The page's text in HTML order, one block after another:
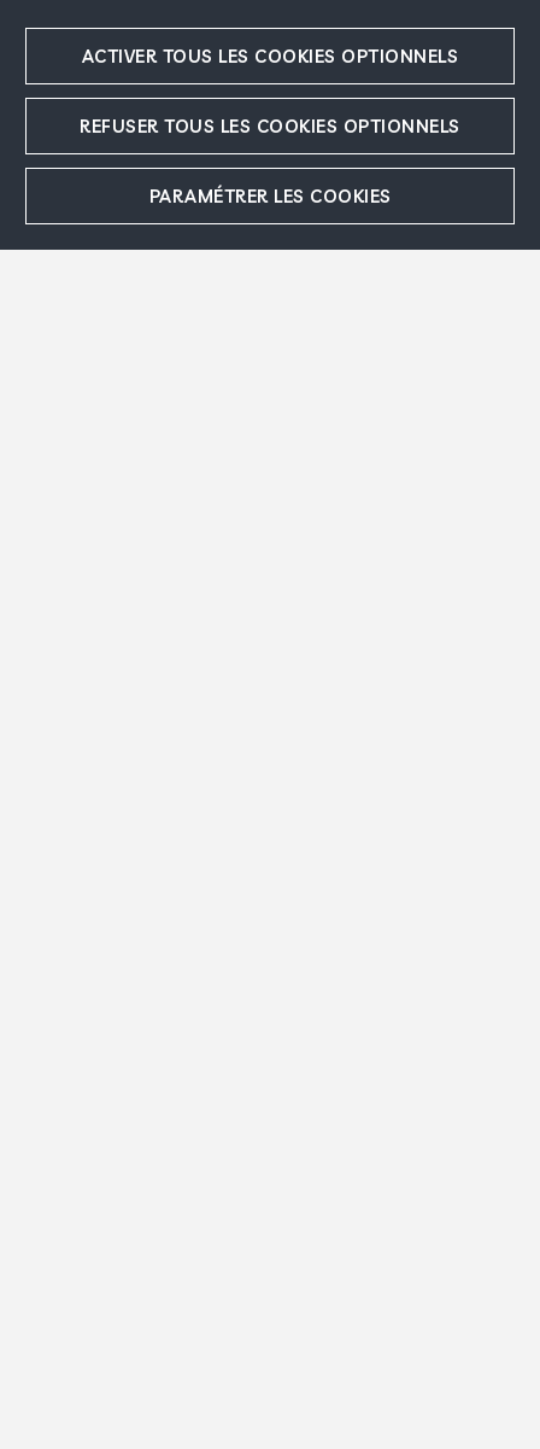
ACTIVER TOUS LES COOKIES OPTIONNELS
REFUSER TOUS LES COOKIES OPTIONNELS
PARAMÉTRER LES COOKIES
Le Paysan au puits I, 1952
Le Paysan au puits II, 1952
Le Paysan au puits III, 1953
Le Peintre de Paris, 1953
Le Peintre et la Crucifixion, 1962
Le Poisson, 1952
Le Pont-Neuf ou Le Couple ou Les Fiancés de
, 1950 - 1952
Le Roi David, 1953
Le Roi David, 1952